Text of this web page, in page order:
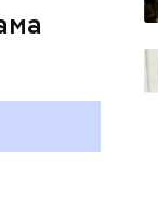
День
День
праздники